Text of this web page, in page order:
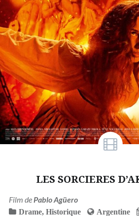
LES SORCIERES
Film de Pablo Agüero
Drame, Historique Argentine